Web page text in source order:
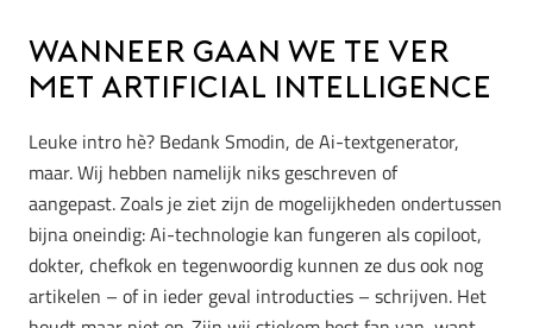
Wanneer gaan we te ver
met Artificial Intelligence
Leuke intro hè? Bedank Smodin, de Ai-textgenerator,
maar. Wij hebben namelijk niks geschreven of
aangepast. Zoals je ziet zijn de mogelijkheden ondertussen
bijna oneindig: Ai-technologie kan fungeren als copiloot,
dokter, chefkok en tegenwoordig kunnen ze dus ook nog
artikelen – of in ieder geval introducties – schrijven. Het